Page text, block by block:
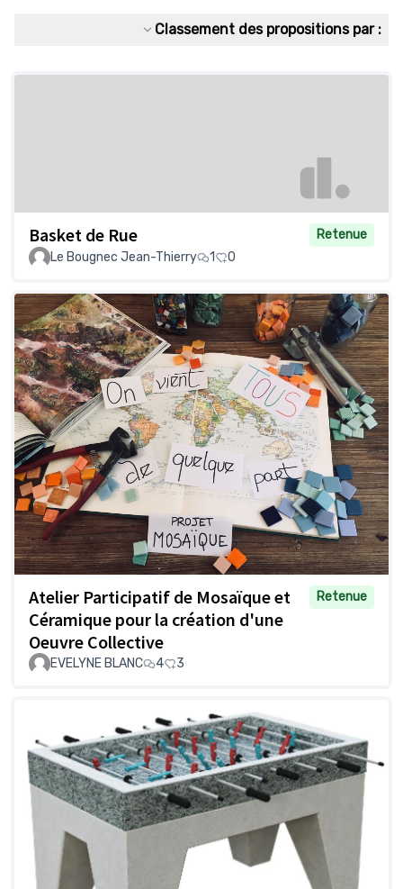
Classement des propositions par :
Basket de Rue
Retenue
Le Bougnec Jean-Thierry
1 0
Atelier Participatif de Mosaïque et
Céramique pour la création d'une
Oeuvre Collective
Retenue
EVELYNE BLANC 4 3